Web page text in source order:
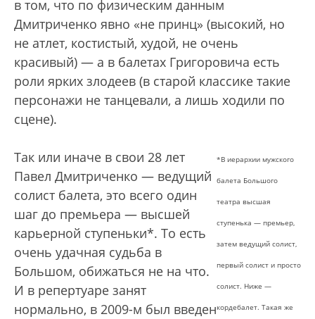
в том, что по физическим данным
Дмитриченко явно «не принц» (высокий, но
не атлет, костистый, худой, не очень
красивый) — а в балетах Григоровича есть
роли ярких злодеев (в старой классике такие
персонажи не танцевали, а лишь ходили по
сцене).
*В иерархии мужского
балета Большого
театра высшая
ступенька — премьер,
затем ведущий солист,
первый солист и просто
солист. Ниже —
кордебалет. Такая же
Так или иначе в свои 28 лет
Павел Дмитриченко — ведущий
солист балета, это всего один
шаг до премьера — высшей
карьерной ступеньки*. То есть
очень удачная судьба в
Большом, обижаться не на что.
И в репертуаре занят
нормально, в 2009-м был введен